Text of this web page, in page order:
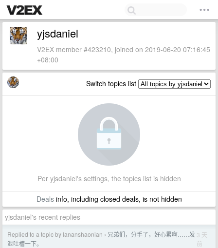
yjsdaniel
V2EX member #423210, joined on 2019-06-20 07:16:45
+08:00
Switch topics list
Per yjsdaniel's settings, the topics list is hidden
Dealsinfo, including closed deals, is not hidden
yjsdaniel's recent replies
Replied to a topic by lananshaonian › 兄弟们，分手了，好心累啊……发
泄吐槽一下。
3 天
前